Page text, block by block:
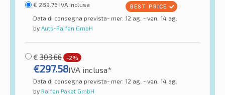
€ 289.76 IVA inclusa
Data di consegna prevista- mer. 12 ag. - ven. 14 ag.
by Auto-Raifen GmbH
€ 303.66 -2%
€297.58IVA inclusa*
Data di consegna prevista- mer. 12 ag. - ven. 14 ag.
by Raifen Paket GmbH